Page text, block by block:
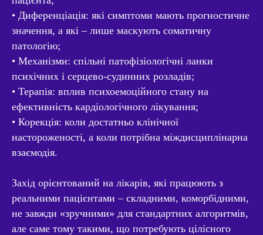
• Диференціація: які симптоми мають прогностичне
значення, а які – лише маскують соматичну
патологію;
• Механізми: спільні патофізіологічні ланки
психічних і серцево-судинних розладів;
• Терапія: вплив психоемоційного стану на
ефективність кардіологічного лікування;
• Корекція: коли достатньо клінічної
настороженості, а коли потрібна міждисциплінарна
взаємодія.
Захід орієнтований на лікарів, які працюють з
реальними пацієнтами – складними, коморбідними,
не завжди «зручними» для стандартних алгоритмів,
але саме тому такими, що потребують цілісного